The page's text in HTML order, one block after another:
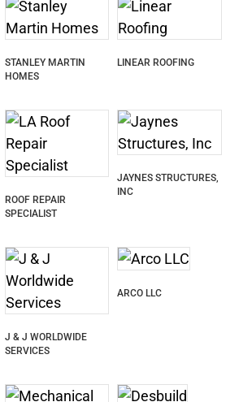
STANLEY MARTIN
HOMES
LINEAR ROOFING
ROOF REPAIR
SPECIALIST
JAYNES STRUCTURES,
INC
J & J WORLDWIDE
SERVICES
ARCO LLC